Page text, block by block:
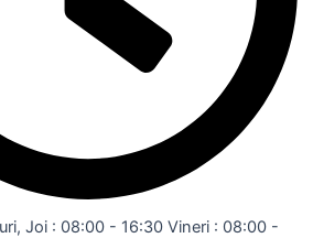
Joi : 08:00 - 16:30 Vineri : 08:00 -